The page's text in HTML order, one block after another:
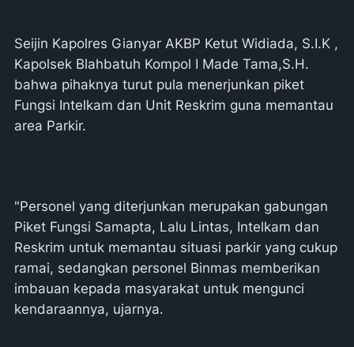
Seijin Kapolres Gianyar AKBP Ketut Widiada, S.I.K ,
Kapolsek Blahbatuh Kompol I Made Tama,S.H.
bahwa pihaknya turut pula menerjunkan piket
Fungsi Intelkam dan Unit Reskrim guna memantau
area Parkir.
"Personel yang diterjunkan merupakan gabungan
Piket Fungsi Samapta, Lalu Lintas, Intelkam dan
Reskrim untuk memantau situasi parkir yang cukup
ramai, sedangkan personel Binmas memberikan
imbauan kepada masyarakat untuk mengunci
kendaraannya, ujarnya.